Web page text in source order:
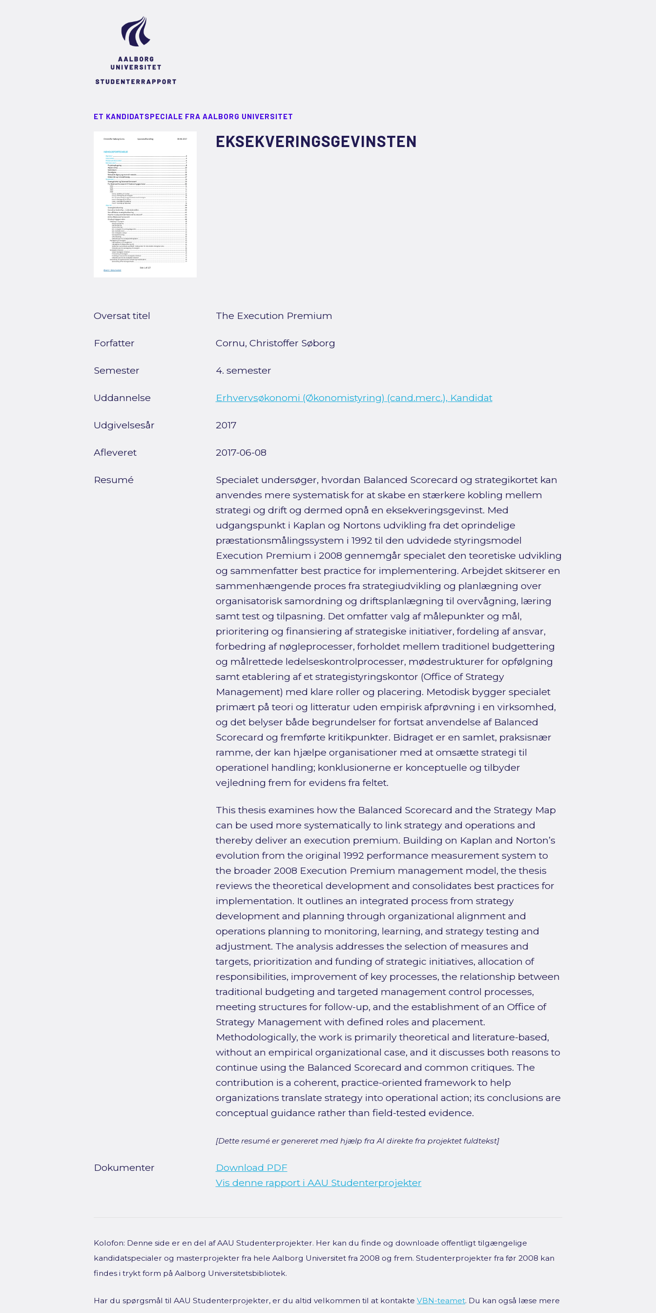
ET KANDIDATSPECIALE FRA AALBORG UNIVERSITET
EKSEKVERINGSGEVINSTEN
Oversat titel The Execution Premium
Forfatter Cornu, Christoffer Søborg
Semester 4. semester
Uddannelse Erhvervsøkonomi (Økonomistyring) (cand.merc.), Kandidat
Udgivelsesår 2017
Afleveret 2017-06-08
Resumé
Specialet undersøger, hvordan Balanced Scorecard og strategikortet kan
anvendes mere systematisk for at skabe en stærkere kobling mellem
strategi og drift og dermed opnå en eksekveringsgevinst. Med
udgangspunkt i Kaplan og Nortons udvikling fra det oprindelige
præstationsmålingssystem i 1992 til den udvidede styringsmodel
Execution Premium i 2008 gennemgår specialet den teoretiske udvikling
og sammenfatter best practice for implementering. Arbejdet skitserer en
sammenhængende proces fra strategiudvikling og planlægning over
organisatorisk samordning og driftsplanlægning til overvågning, læring
samt test og tilpasning. Det omfatter valg af målepunkter og mål,
prioritering og finansiering af strategiske initiativer, fordeling af ansvar,
forbedring af nøgleprocesser, forholdet mellem traditionel budgettering
og målrettede ledelseskontrolprocesser, mødestrukturer for opfølgning
samt etablering af et strategistyringskontor (Office of Strategy
Management) med klare roller og placering. Metodisk bygger specialet
primært på teori og litteratur uden empirisk afprøvning i en virksomhed,
og det belyser både begrundelser for fortsat anvendelse af Balanced
Scorecard og fremførte kritikpunkter. Bidraget er en samlet, praksisnær
ramme, der kan hjælpe organisationer med at omsætte strategi til
operationel handling; konklusionerne er konceptuelle og tilbyder
vejledning frem for evidens fra feltet.
This thesis examines how the Balanced Scorecard and the Strategy Map
can be used more systematically to link strategy and operations and
thereby deliver an execution premium. Building on Kaplan and Norton’s
evolution from the original 1992 performance measurement system to
the broader 2008 Execution Premium management model, the thesis
reviews the theoretical development and consolidates best practices for
implementation. It outlines an integrated process from strategy
development and planning through organizational alignment and
operations planning to monitoring, learning, and strategy testing and
adjustment. The analysis addresses the selection of measures and
targets, prioritization and funding of strategic initiatives, allocation of
responsibilities, improvement of key processes, the relationship between
traditional budgeting and targeted management control processes,
meeting structures for follow-up, and the establishment of an Office of
Strategy Management with defined roles and placement.
Methodologically, the work is primarily theoretical and literature-based,
without an empirical organizational case, and it discusses both reasons to
continue using the Balanced Scorecard and common critiques. The
contribution is a coherent, practice-oriented framework to help
organizations translate strategy into operational action; its conclusions are
conceptual guidance rather than field-tested evidence.
[Dette resumé er genereret med hjælp fra AI direkte fra projektet fuldtekst]
Dokumenter
Download PDF
Vis denne rapport i AAU Studenterprojekter
Kolofon: Denne side er en del af AAU Studenterprojekter. Her kan du finde og downloade offentligt tilgængelige
kandidatspecialer og masterprojekter fra hele Aalborg Universitet fra 2008 og frem. Studenterprojekter fra før 2008 kan
findes i trykt form på Aalborg Universitetsbibliotek.
Har du spørgsmål til AAU Studenterprojekter, er du altid velkommen til at kontakte VBN-teamet. Du kan også læse mere